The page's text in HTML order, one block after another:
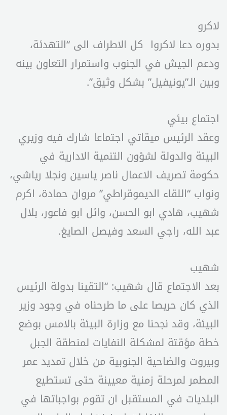
لاكرو
بدوره دعا لاكروا كل الاطراف الى “التهدئة،
ودعم الجيش في الجنوب واستمرار التعاون بينه
وبين الـ”يونيفيل” بشكل وثيق”.
اجتماع بيئي
وعقد الرئيس ميقاتي اجتماعا شارك فيه وزيري
البيئة والدولة لشؤون التنمية الادارية في
حكومة تصريف الاعمال ناصر ياسين ونجلا رياشي،
ونواب “اللقاء الديموقراطي” مروان حمادة، اكرم
شهيب، هادي ابو الحسن، وائل ابو فاعور، بلال
عبد الله، راجي السعد وفيصل الصايغ.
شهيب
بعد الاجتماع قال شهيب: “التقينا بدولة الرئيس
الذي كان حريصا على ما طرحناه في وجود وزير
البيئة، وقد نجحنا مع وزارة البيئة بالامس بوضع
خطة مؤقتة لمشكلة النفايات لمنطقة الجبل
وبيروت والضاحية الجنوبية من خلال تمديد عمر
المطمر لمرحلة زمنية معيينة حتى تستطيع
البلديات في المستقبل ان تقوم بواجباتها في